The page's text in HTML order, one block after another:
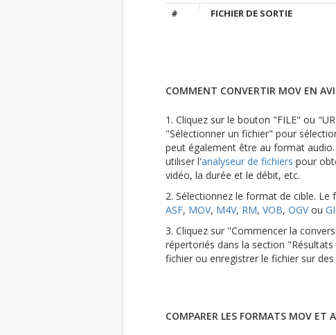
# FICHIER DE SORTIE
COMMENT CONVERTIR MOV EN
1. Cliquez sur le bouton "FILE" ou
"Sélectionner un fichier" pour
peut également être au format
utiliser l'analyseur de fichiers pour
vidéo, la durée et le débit, etc.
2. Sélectionnez le format de cible.
ASF, MOV, M4V, RM, VOB, OGVou
3. Cliquez sur "Commencer la
répertoriés dans la section
fichier ou enregistrer le fichier sur
COMPARER LES FORMATS MOV ET